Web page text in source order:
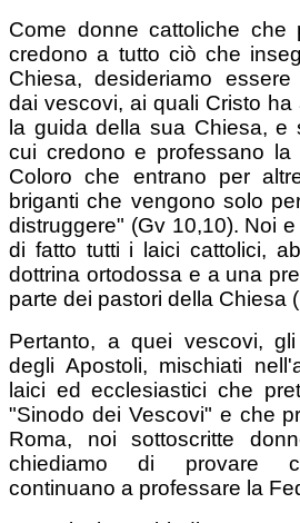
Come donne cattoliche che
credono a tutto ciò che
Chiesa, desideriamo
dai vescovi, ai quali Cristo ha
la guida della sua Chiesa, e
cui credono e professano la
Coloro che entrano per
briganti che vengono solo
distruggere" (Gv 10,10). Noi
di fatto tutti i laici cattolici,
dottrina ortodossa e a una
parte dei pastori della Chiesa
Pertanto, a quei vescovi, gli
degli Apostoli, mischiati
laici ed ecclesiastici che
"Sinodo dei Vescovi" e che
Roma, noi sottoscritte
chiediamo di provare
continuano a professare la